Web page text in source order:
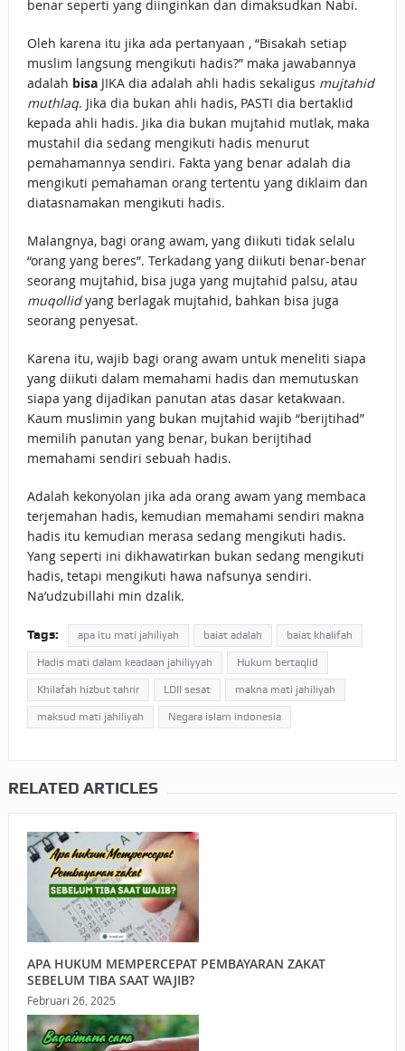
benar seperti yang diinginkan dan dimaksudkan Nabi.
Oleh karena itu jika ada pertanyaan , “Bisakah setiap
muslim langsung mengikuti hadis?” maka jawabannya
adalah bisaJIKA dia adalah ahli hadis sekaligus mujtahid
muthlaq. Jika dia bukan ahli hadis, PASTI dia bertaklid
kepada ahli hadis. Jika dia bukan mujtahid mutlak, maka
mustahil dia sedang mengikuti hadis menurut
pemahamannya sendiri. Fakta yang benar adalah dia
mengikuti pemahaman orang tertentu yang diklaim dan
diatasnamakan mengikuti hadis.
Malangnya, bagi orang awam, yang diikuti tidak selalu
“orang yang beres”. Terkadang yang diikuti benar-benar
seorang mujtahid, bisa juga yang mujtahid palsu, atau
muqollidyang berlagak mujtahid, bahkan bisa juga
seorang penyesat.
Karena itu, wajib bagi orang awam untuk meneliti siapa
yang diikuti dalam memahami hadis dan memutuskan
siapa yang dijadikan panutan atas dasar ketakwaan.
Kaum muslimin yang bukan mujtahid wajib “berijtihad”
memilih panutan yang benar, bukan berijtihad
memahami sendiri sebuah hadis.
Adalah kekonyolan jika ada orang awam yang membaca
terjemahan hadis, kemudian memahami sendiri makna
hadis itu kemudian merasa sedang mengikuti hadis.
Yang seperti ini dikhawatirkan bukan sedang mengikuti
hadis, tetapi mengikuti hawa nafsunya sendiri.
Na’udzubillahi min dzalik.
Tags: apa itu mati jahiliyah baiat adalah baiat khalifah
Hadis mati dalam keadaan jahiliyyah Hukum bertaqlid
Khilafah hizbut tahrir LDII sesat makna mati jahiliyah
maksud mati jahiliyah Negara islam indonesia
RELATED ARTICLES
APA HUKUM MEMPERCEPAT PEMBAYARAN ZAKAT
SEBELUM TIBA SAAT WAJIB?
Februari 26, 2025